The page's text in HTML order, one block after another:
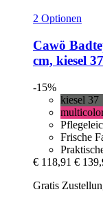
2 Optionen
Cawö
cm, kiesel 37
-15%
kiesel 37
Frische
€ 118,91 €
Gratis